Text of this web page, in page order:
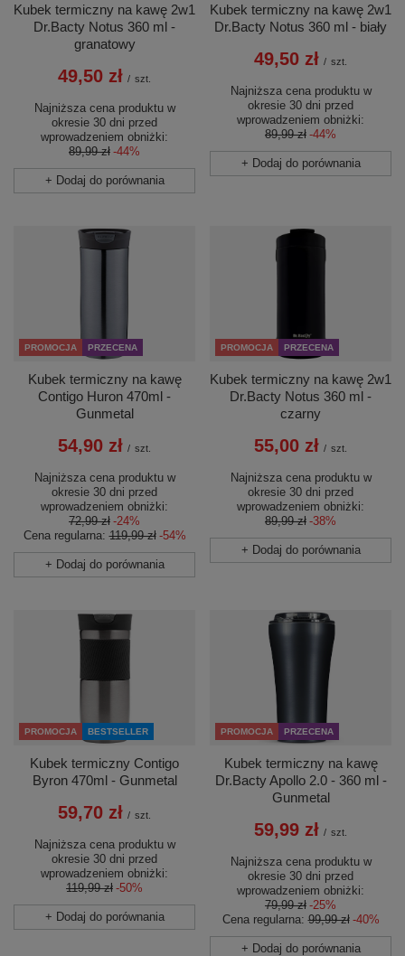
Kubek termiczny na kawę 2w1
Dr.Bacty Notus 360 ml -
granatowy
49,50 zł / szt.
Najniższa cena produktu w
okresie 30 dni przed
wprowadzeniem obniżki:
89,99 zł -44%
+ Dodaj do porównania
Kubek termiczny na kawę 2w1
Dr.Bacty Notus 360 ml - biały
49,50 zł / szt.
Najniższa cena produktu w
okresie 30 dni przed
wprowadzeniem obniżki:
89,99 zł -44%
+ Dodaj do porównania
PROMOCJA PRZECENA
Kubek termiczny na kawę
Contigo Huron 470ml -
Gunmetal
54,90 zł / szt.
Najniższa cena produktu w
okresie 30 dni przed
wprowadzeniem obniżki:
72,99 zł -24%
Cena regularna:119,99 zł -54%
+ Dodaj do porównania
PROMOCJA PRZECENA
Kubek termiczny na kawę 2w1
Dr.Bacty Notus 360 ml -
czarny
55,00 zł / szt.
Najniższa cena produktu w
okresie 30 dni przed
wprowadzeniem obniżki:
89,99 zł -38%
+ Dodaj do porównania
PROMOCJA BESTSELLER
Kubek termiczny Contigo
Byron 470ml - Gunmetal
59,70 zł / szt.
Najniższa cena produktu w
okresie 30 dni przed
wprowadzeniem obniżki:
119,99 zł -50%
+ Dodaj do porównania
PROMOCJA PRZECENA
Kubek termiczny na kawę
Dr.Bacty Apollo 2.0 - 360 ml -
Gunmetal
59,99 zł / szt.
Najniższa cena produktu w
okresie 30 dni przed
wprowadzeniem obniżki:
79,99 zł -25%
Cena regularna:99,99 zł -40%
+ Dodaj do porównania